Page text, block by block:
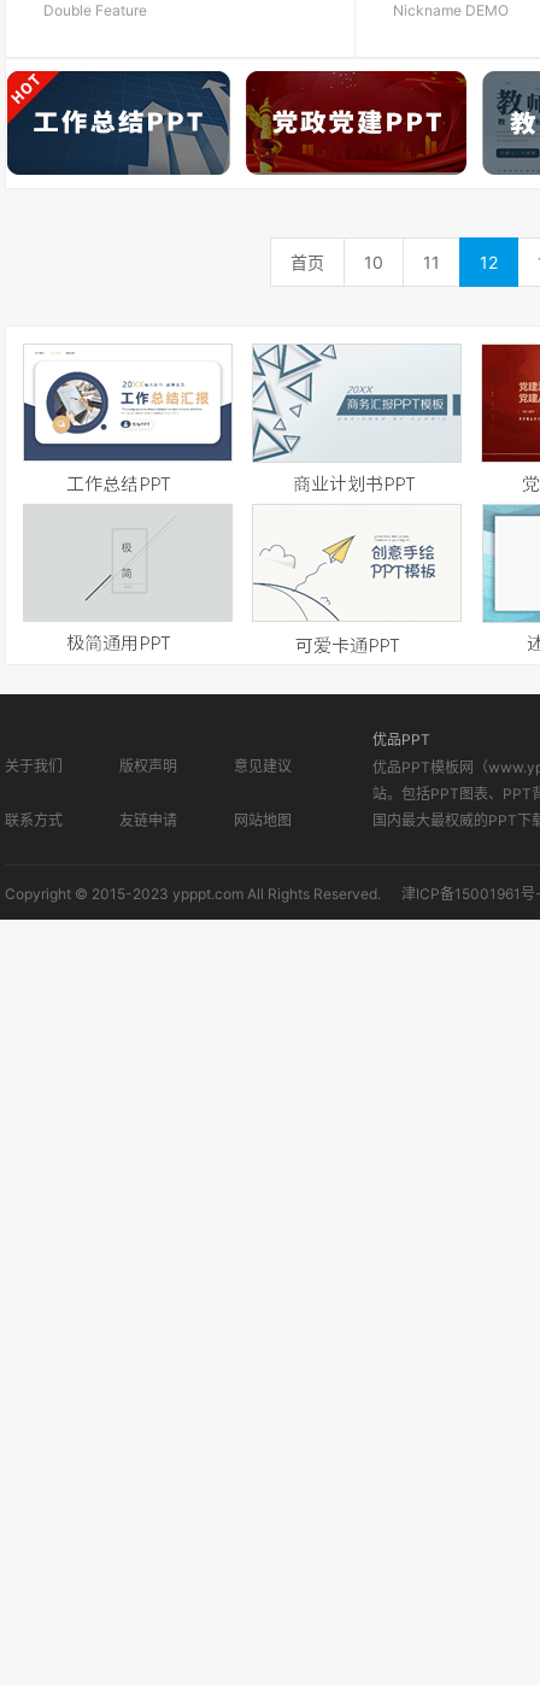
Double Feature Nickname DEMO
首页 10 11 12
关于我们 版权声明 意见建议
联系方式 友链申请 网站地图
优品PPT
优品PPT模板网（
站。包括PPT图表、PPT
国内最大最权威的PPT下
Copyright © 2015-2023 ypppt.com All Rights Reserved. 津ICP备15001961号